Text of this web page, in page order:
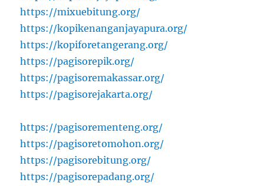
https://mixuebitung.org/
https://kopikenanganjayapura.org/
https://kopiforetangerang.org/
https://pagisorepik.org/
https://pagisoremakassar.org/
https://pagisorejakarta.org/
https://pagisorementeng.org/
https://pagisoretomohon.org/
https://pagisorebitung.org/
https://pagisorepadang.org/